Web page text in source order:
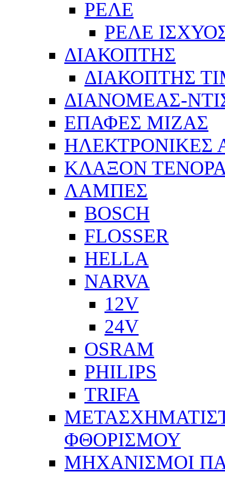
ΡΕΛΕ
ΡΕΛΕ
ΔΙΑΚΟΠΤΗΣ
ΔΙΑΚΟΠΤΗΣ
ΔΙΑΝΟΜΕΑΣ-
ΕΠΑΦΕΣ ΜΙΖΑΣ
ΗΛΕΚΤΡΟΝΙΚΕΣ
ΚΛΑΞΟΝ
ΛΑΜΠΕΣ
BOSCH
FLOSSER
HELLA
NARVA
12V
24V
OSRAM
PHILIPS
TRIFA
ΦΘΟΡΙΣΜΟΥ
ΜΗΧΑΝΙΣΜΟΙ